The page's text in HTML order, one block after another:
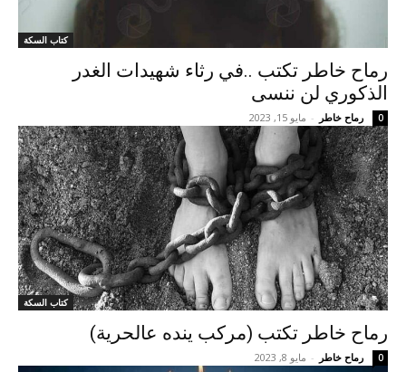
كتاب السكة
رماح خاطر تكتب ..في رثاء شهيدات الغدر
الذكوري لن ننسى
رماح خاطر - مايو 15, 2023 0
كتاب السكة
رماح خاطر تكتب (مركب ينده عالحرية)
رماح خاطر - مايو 8, 2023 0